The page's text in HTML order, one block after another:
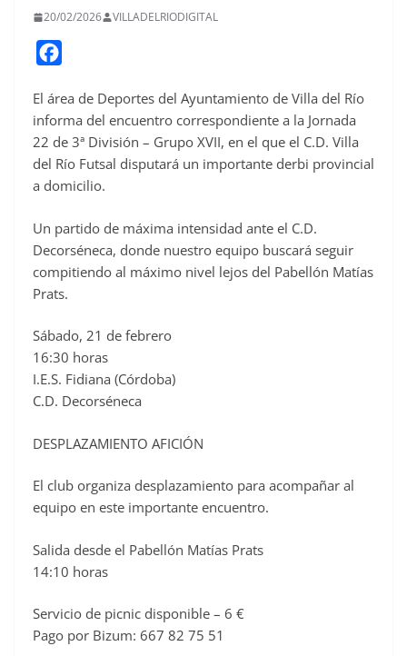
20/02/2026 VILLADELRIODIGITAL
c
e
b
o
k
El área de Deportes del Ayuntamiento de Villa del Río
informa del encuentro correspondiente a la Jornada
22 de 3ª División – Grupo XVII, en el que el C.D. Villa
del Río Futsal disputará un importante derbi provincial
a domicilio.
Un partido de máxima intensidad ante el C.D.
Decorséneca, donde nuestro equipo buscará seguir
compitiendo al máximo nivel lejos del Pabellón Matías
Prats.
Sábado, 21 de febrero
16:30 horas
I.E.S. Fidiana (Córdoba)
C.D. Decorséneca
DESPLAZAMIENTO AFICIÓN
El club organiza desplazamiento para acompañar al
equipo en este importante encuentro.
Salida desde el Pabellón Matías Prats
14:10 horas
Servicio de picnic disponible – 6 €
Pago por Bizum: 667 82 75 51